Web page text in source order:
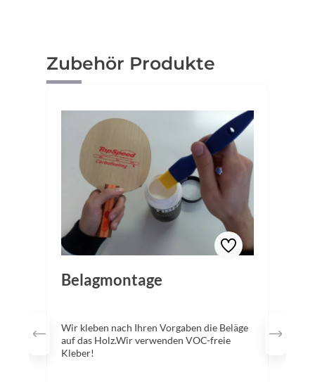
Produktgalerie überspringen
Zubehör Produkte
Belagmontage
Wir kleben nach Ihren Vorgaben die Beläge
auf das Holz.Wir verwenden VOC-freie
Kleber!